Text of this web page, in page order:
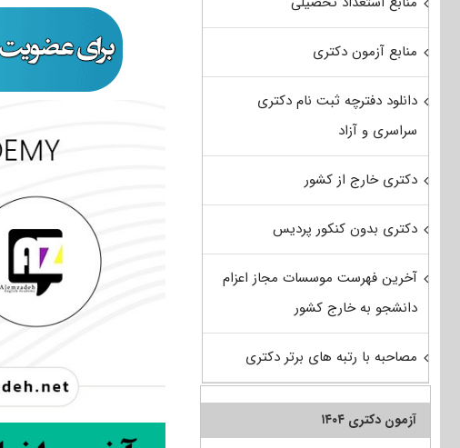
منابع آزمون دکتری
دانلود دفترچه ثبت نام دکتری
سراسری و آزاد
دکتری خارج از کشور
دکتری بدون کنکور پردیس
آخرین فهرست موسسات مجاز اعزام
دانشجو به خارج کشور
مصاحبه با رتبه های برتر دکتری
آزمون دکتری ۱۴۰۴